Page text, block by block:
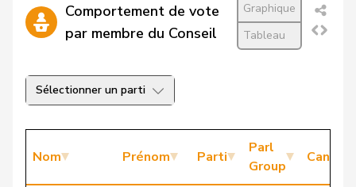
Comportement de vote
par membre du Conseil
Graphique
Tableau
Sélectionner un parti
Nom Prénom Parti
Parl
Group
Canton